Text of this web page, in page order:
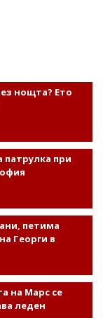
нощта? Ето
при
петима
Георги в
на Марс се
леден